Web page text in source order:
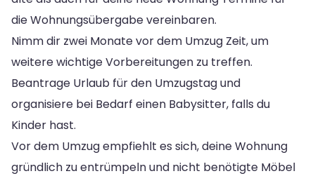
die Wohnungsübergabe vereinbaren.
Nimm dir zwei Monate vor dem Umzug Zeit, um
weitere wichtige Vorbereitungen zu treffen.
Beantrage Urlaub für den Umzugstag und
organisiere bei Bedarf einen Babysitter, falls du
Kinder hast.
Vor dem Umzug empfiehlt es sich, deine Wohnung
gründlich zu entrümpeln und nicht benötigte Möbel